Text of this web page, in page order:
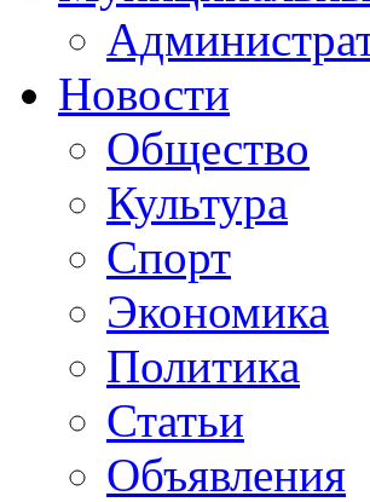
Новости
Общество
Культура
Спорт
Экономика
Политика
Статьи
Объявления